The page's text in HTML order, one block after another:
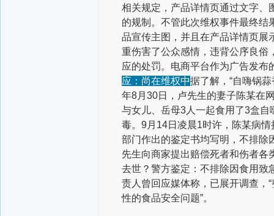
相关规定，产品详情页通过文字、
的规制。不管此次维权事件最终结
品宣传主图，并且在产品详情页展
重伤害了公众感情，违背公序良俗
应的处罚。电商平台作为广告发布
应：尚在维权中据了解，“自嗨锅
年8月30日，卢先生的妻子陈某在
与女儿、岳母3人一起食用了3盒
毒。9月14日凌晨1时许，陈某病
部门作出的鉴定书均写明，不排除
先生向商家提出赔偿死者和伤者各
去世？警方鉴定：不排除因食用致
责人曾回应媒体称，已展开调查，
性的食品安全问题”。